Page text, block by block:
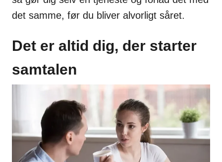
det samme, før du bliver alvorligt såret.
Det er altid dig, der starter
samtalen